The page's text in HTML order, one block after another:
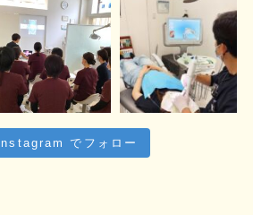
Instagram でフォロー